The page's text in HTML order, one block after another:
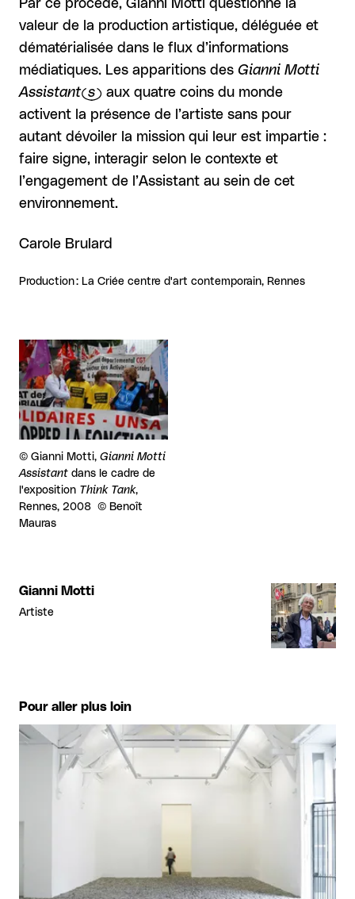
Par ce procédé, Gianni Motti questionne la
valeur de la production artistique, déléguée et
dématérialisée dans le flux d’informations
médiatiques. Les apparitions des Gianni Motti
Assistant(s) aux quatre coins du monde
activent la présence de l’artiste sans pour
autant dévoiler la mission qui leur est impartie :
faire signe, interagir selon le contexte et
l’engagement de l’Assistant au sein de cet
environnement.
Carole Brulard
Production : La Criée centre d'art contemporain, Rennes
Agrandir
Droits réservés :
© Gianni Motti, Gianni Motti
Assistant dans le cadre de
l'exposition Think Tank,
Rennes, 2008 © Benoît
Mauras
Gianni Motti
Artiste
Pour aller plus loin